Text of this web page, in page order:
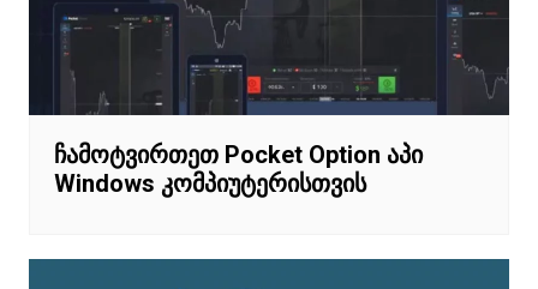
ჩამოტვირთეთ Pocket Option აპი
Windows კომპიუტერისთვის